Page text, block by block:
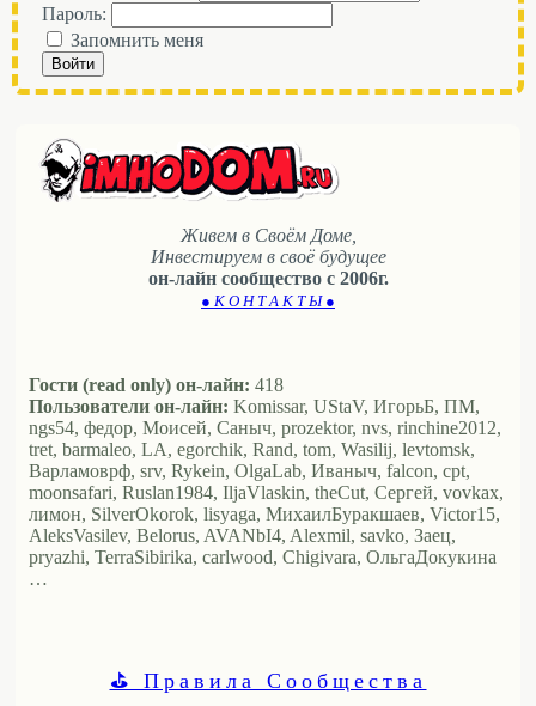
Пароль:
Запомнить меня
Войти
Живем в Своём Доме,
Инвестируем в своё будущее
он-лайн сообщество с 2006г.
● К О Н Т А К Т Ы ●
Гости (read only) он-лайн: 418
Пользователи он-лайн: Komissar, UStaV, ИгорьБ, ПМ,
ngs54, федор, Моисей, Саныч, prozektor, nvs, rinchine2012,
tret, barmaleo, LA, egorchik, Rand, tom, Wasilij, levtomsk,
Варламоврф, srv, Rykein, OlgaLab, Иваныч, falcon, cpt,
moonsafari, Ruslan1984, IljaVlaskin, theCut, Сергей, vovkax,
лимон, SilverOkorok, lisyaga, МихаилБуракшаев, Victor15,
AleksVasilev, Belorus, AVANbI4, Alexmil, savko, Заец,
pryazhi, TerraSibirika, carlwood, Chigivara, ОльгаДокукина
…
⛳ Правила Сообщества